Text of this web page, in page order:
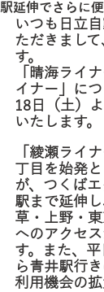
駅延伸でさらに
いつも日立
ただきまし
す。
「晴海ライ
イナー」に
18日（土）
いたします。
「綾瀬ライ
丁目を始発
が、つくば
駅まで延伸
草・上野・
へのアクセ
す。また、
ら青井駅行
利用機会の拡